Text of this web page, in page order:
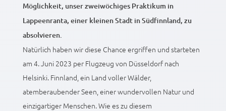
Möglichkeit, unser zweiwöchiges Praktikum in
Lappeenranta, einer kleinen Stadt in Südfinnland, zu
absolvieren.
Natürlich haben wir diese Chance ergriffen und starteten
am 4. Juni 2023 per Flugzeug von Düsseldorf nach
Helsinki. Finnland, ein Land voller Wälder,
atemberaubender Seen, einer wundervollen Natur und
einzigartiger Menschen. Wie es zu diesem